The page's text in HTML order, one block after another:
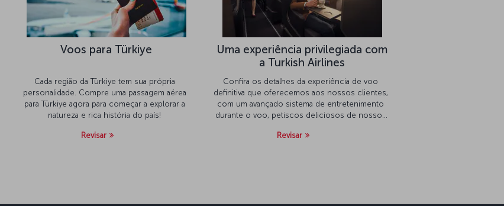
Voos para Türkiye
Cada região da Türkiye tem sua própria
personalidade. Compre uma passagem aérea
para Türkiye agora para começar a explorar a
natureza e rica história do país!
Revisar
Uma experiência privilegiada com
a Turkish Airlines
Confira os detalhes da experiência de voo
definitiva que oferecemos aos nossos clientes,
com um avançado sistema de entretenimento
durante o voo, petiscos deliciosos de nossos
mais!
Revisar